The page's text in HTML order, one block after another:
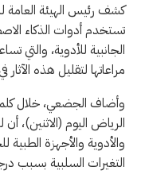
كشف رئيس الهيئة العامة
تستخدم أدوات الذكاء
الجانبية للأدوية،
مراعاتها لتقليل هذه
وأضاف الجضعي، خلال
الرياض اليوم (الاثنين)، أن
والأدوية والأجهزة
التغيرات السلبية بسبب